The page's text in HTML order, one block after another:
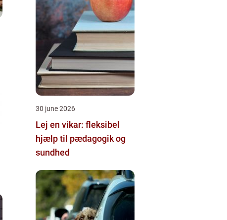
30 june 2026
Lej en vikar: fleksibel
hjælp til pædagogik og
sundhed